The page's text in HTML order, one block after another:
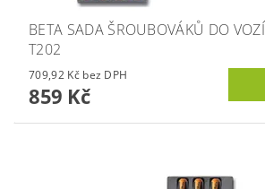
BETA SADA ŠROUBOVÁKŮ DO
T202
709,92 Kč bez DPH
859 Kč